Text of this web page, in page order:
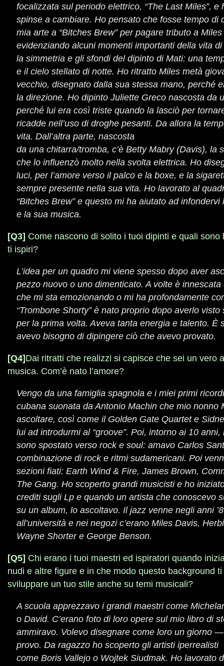
focalizzata sul periodo elettrico, “The Last Miles”, e
spinse a cambiare. Ho pensato che fosse tempo di
mia arte a “Bitches Brew” per pagare tributo a
evidenziando alcuni momenti importanti della vita
la simmetria e gli sfondi del dipinto di Mati: una
e il cielo stellato di notte. Ho ritratto Miles metà
vecchio, disegnato dalla sua stessa mano, perché
la direzione. Ho dipinto Juliette Greco nascosta da
perché lui era così triste quando la lasciò per
ricadde nell’uso di droghe pesanti. Da allora la
vita. Dall’altra parte, nascosta
da una chitarra/tromba, c’è Betty Mabry (Davis), la
che lo influenzò molto nella svolta elettrica. Ho
luci, per l’amore verso il palco e la boxe, e la
sempre presente nella sua vita. Ho lavorato al
“Bitches Brew” e questo mi ha aiutato ad infondervi
e la sua musica.
[Q3] Come nascono di solito i tuoi dipinti e quali sono
ti ispiri?
L’idea per un quadro mi viene spesso dopo aver
pezzo nuovo o uno dimenticato. A volte è
che mi sta emozionando o mi ha profondamente
“Trombone Shorty” è nato proprio dopo averlo
per la prima volta. Aveva tanta energia e talento. È
avevo bisogno di dipingere ciò che avevo provato.
[Q4]Dai ritratti che realizzi si capisce che sei un vero
musica. Com’è nato l’amore?
Vengo da una famiglia spagnola e i miei primi
cubana suonata da Antonio Machin che mio nonno
ascoltare, così come il Golden Gate Quartet e
lui ad introdurmi al “groove”. Poi, intorno ai 10 anni,
sono spostato verso rock e soul: amavo Carlos
combinazione di rock e ritmi sudamericani. Poi
sezioni fiati: Earth Wind & Fire, James Brown,
The Gang. Ho scoperto grandi musicisti e ho
crediti sugli Lp e quando un artista che conoscevo
su un album, lo ascoltavo. Il jazz venne negli anni
all’università e nei negozi c’erano Miles Davis,
Wayne Shorter e George Benson.
[Q5] Chi erano i tuoi maestri ed ispiratori quando
nudi e altre figure e in che modo questo background
sviluppare un tuo stile anche su temi musicali?
A scuola apprezzavo i grandi maestri come
o David. C’erano foto di loro opere sul mio libro di
ammiravo. Volevo disegnare come loro un giorno
provo. Da ragazzo ho scoperto gli artisti iperrealisti
come Boris Vallejo o Wojtek Siudmak. Ho lavorato